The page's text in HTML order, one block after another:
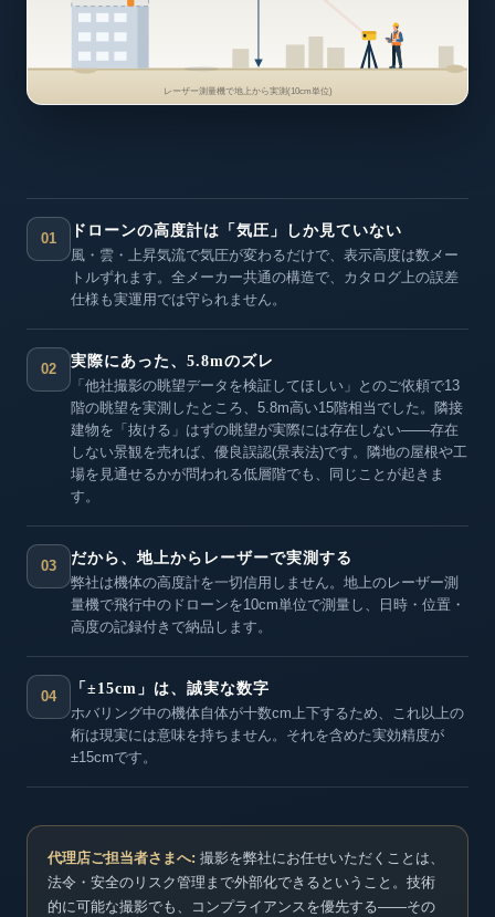
レーザー測量機で地上から実測(10cm単位)
01 ドローンの高度計は「気圧」しか見ていない
風・雲・上昇気流で気圧が変わるだけで、表示高度は数メー
トルずれます。全メーカー共通の構造で、カタログ上の誤差
仕様も実運用では守られません。
02 実際にあった、5.8mのズレ
「他社撮影の眺望データを検証してほしい」とのご依頼で13
階の眺望を実測したところ、5.8m高い15階相当でした。隣接
建物を「抜ける」はずの眺望が実際には存在しない——存在
しない景観を売れば、優良誤認(景表法)です。隣地の屋根や工
場を見通せるかが問われる低層階でも、同じことが起きま
す。
03 だから、地上からレーザーで実測する
弊社は機体の高度計を一切信用しません。地上のレーザー測
量機で飛行中のドローンを10cm単位で測量し、日時・位置・
高度の記録付きで納品します。
04 「±15cm」は、誠実な数字
ホバリング中の機体自体が十数cm上下するため、これ以上の
桁は現実には意味を持ちません。それを含めた実効精度が
±15cmです。
代理店ご担当者さまへ: 撮影を弊社にお任せいただくことは、
法令・安全のリスク管理まで外部化できるということ。技術
的に可能な撮影でも、コンプライアンスを優先する——その